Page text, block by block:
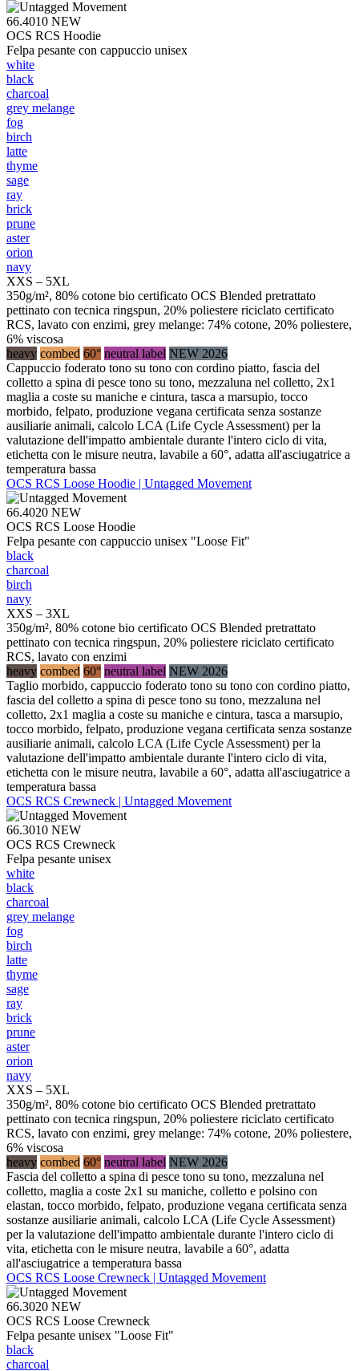
66.4010 NEW
OCS RCS Hoodie
Felpa pesante con cappuccio unisex
white
black
charcoal
grey melange
fog
birch
latte
thyme
sage
ray
brick
prune
aster
orion
navy
XXS – 5XL
350g/m², 80% cotone bio certificato OCS Blended pretrattato
pettinato con tecnica ringspun, 20% poliestere riciclato certificato
RCS, lavato con enzimi, grey melange: 74% cotone, 20% poliestere,
6% viscosa
heavy combed 60° neutral label NEW 2026
Cappuccio foderato tono su tono con cordino piatto, fascia del
colletto a spina di pesce tono su tono, mezzaluna nel colletto, 2x1
maglia a coste su maniche e cintura, tasca a marsupio, tocco
morbido, felpato, produzione vegana certificata senza sostanze
ausiliarie animali, calcolo LCA (Life Cycle Assessment) per la
valutazione dell'impatto ambientale durante l'intero ciclo di vita,
etichetta con le misure neutra, lavabile a 60°, adatta all'asciugatrice a
temperatura bassa
OCS RCS Loose Hoodie | Untagged Movement
66.4020 NEW
OCS RCS Loose Hoodie
Felpa pesante con cappuccio unisex "Loose Fit"
black
charcoal
birch
navy
XXS – 3XL
350g/m², 80% cotone bio certificato OCS Blended pretrattato
pettinato con tecnica ringspun, 20% poliestere riciclato certificato
RCS, lavato con enzimi
heavy combed 60° neutral label NEW 2026
Taglio morbido, cappuccio foderato tono su tono con cordino piatto,
fascia del colletto a spina di pesce tono su tono, mezzaluna nel
colletto, 2x1 maglia a coste su maniche e cintura, tasca a marsupio,
tocco morbido, felpato, produzione vegana certificata senza sostanze
ausiliarie animali, calcolo LCA (Life Cycle Assessment) per la
valutazione dell'impatto ambientale durante l'intero ciclo di vita,
etichetta con le misure neutra, lavabile a 60°, adatta all'asciugatrice a
temperatura bassa
OCS RCS Crewneck | Untagged Movement
66.3010 NEW
OCS RCS Crewneck
Felpa pesante unisex
white
black
charcoal
grey melange
fog
birch
latte
thyme
sage
ray
brick
prune
aster
orion
navy
XXS – 5XL
350g/m², 80% cotone bio certificato OCS Blended pretrattato
pettinato con tecnica ringspun, 20% poliestere riciclato certificato
RCS, lavato con enzimi, grey melange: 74% cotone, 20% poliestere,
6% viscosa
heavy combed 60° neutral label NEW 2026
Fascia del colletto a spina di pesce tono su tono, mezzaluna nel
colletto, maglia a coste 2x1 su maniche, colletto e polsino con
elastan, tocco morbido, felpato, produzione vegana certificata senza
sostanze ausiliarie animali, calcolo LCA (Life Cycle Assessment)
per la valutazione dell'impatto ambientale durante l'intero ciclo di
vita, etichetta con le misure neutra, lavabile a 60°, adatta
all'asciugatrice a temperatura bassa
OCS RCS Loose Crewneck | Untagged Movement
66.3020 NEW
OCS RCS Loose Crewneck
Felpa pesante unisex "Loose Fit"
black
charcoal